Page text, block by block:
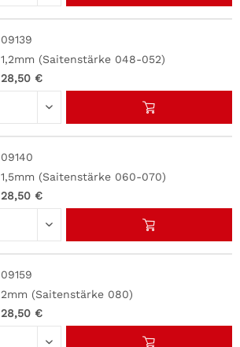
09139
1,2mm (Saitenstärke 048-052)
28,50 €
09140
1,5mm (Saitenstärke 060-070)
28,50 €
09159
2mm (Saitenstärke 080)
28,50 €